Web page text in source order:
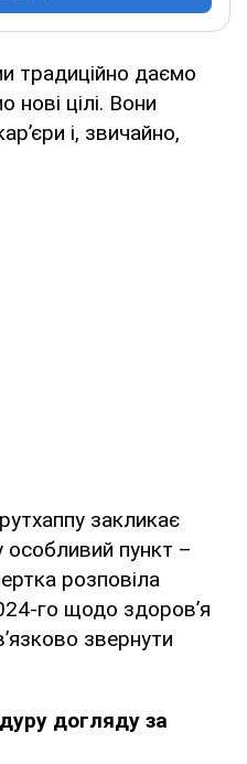
традиційно даємо
нові цілі. Вони
і, звичайно,
закликає
пункт –
розповіла
го щодо здоров’я
звернути
догляду за